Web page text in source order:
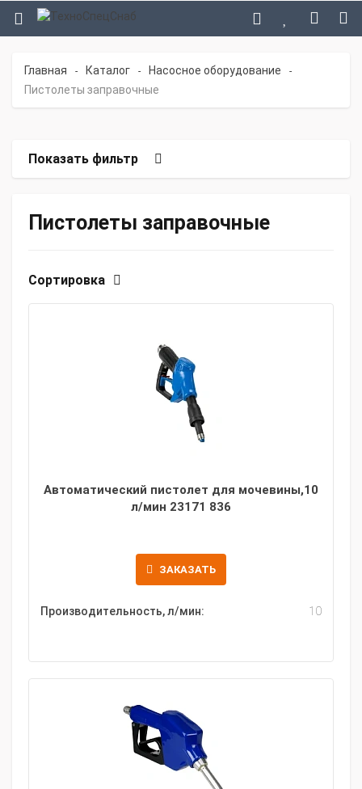
Главная - Каталог - Насосное оборудование -
Пистолеты заправочные
Показать фильтр
Пистолеты заправочные
Сортировка
Автоматический пистолет для мочевины,10
л/мин 23171 836
ЗАКАЗАТЬ
Производительность, л/мин: 10